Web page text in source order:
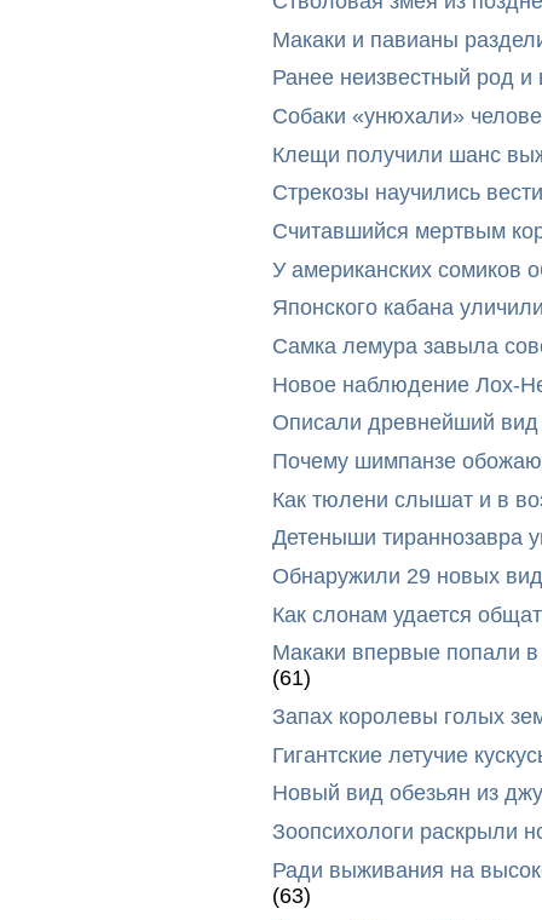
Макаки и павианы
Ранее неизвестный род и
Собаки «унюхали»
Клещи получили шанс
Стрекозы научились
Считавшийся мертвым
У американских сомиков
Японского кабана
Самка лемура завыла
Новое наблюдение Лох-
Описали древнейший
Почему шимпанзе
Как тюлени слышат и в
Детеныши тираннозавра
Обнаружили 29 новых
Как слонам удается
Макаки впервые попали
(61)
Запах королевы голых
Гигантские летучие
Новый вид обезьян из
Зоопсихологи раскрыли
Ради выживания на
(63)